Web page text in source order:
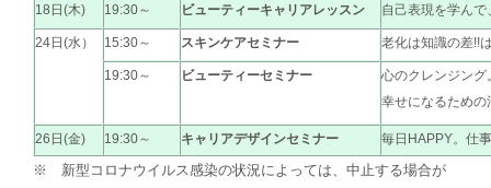
18日(木) 19:30～ ビューティーキャリアレッスン 自己表現を学ん
24日(水） 15:30～ スキンケアセミナー 老化は知識の差!!
19:30～ ビューティーセミナー
心のクレンジン
幸せになるための
26日(金) 19:30～ キャリアデザインセミナー 毎日HAPPY。仕
※ 新型コロナウイルス感染の状況によっては、中止する場合が